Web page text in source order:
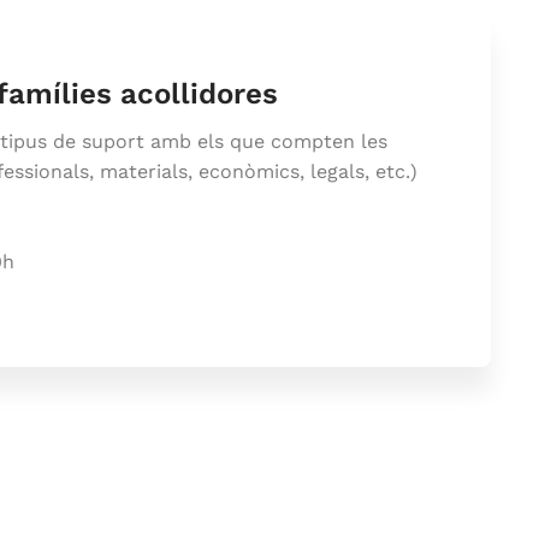
acollidores
de suport amb els que compten les
materials, econòmics, legals, etc.)